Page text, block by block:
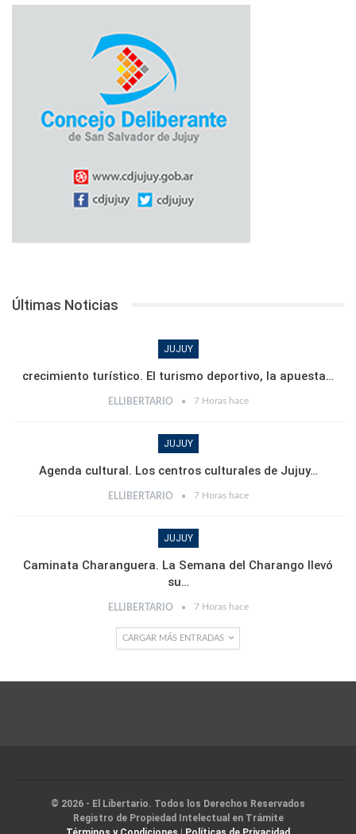
Últimas Noticias
JUJUY
crecimiento turístico. El turismo deportivo, la apuesta…
ELLIBERTARIO 7 Horas hace
JUJUY
Agenda cultural. Los centros culturales de Jujuy…
ELLIBERTARIO 7 Horas hace
JUJUY
Caminata Charanguera. La Semana del Charango llevó
su…
ELLIBERTARIO 7 Horas hace
CARGAR MÁS ENTRADAS
© 2026 - El Libertario. Todos los Derechos Reservados
Registro de Propiedad Intelectual en Trámite